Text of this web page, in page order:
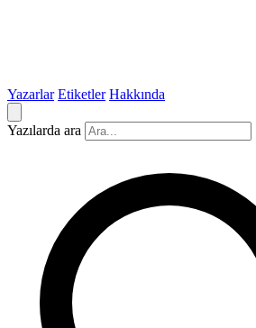
Yazarlar Etiketler Hakkında
Yazılarda ara